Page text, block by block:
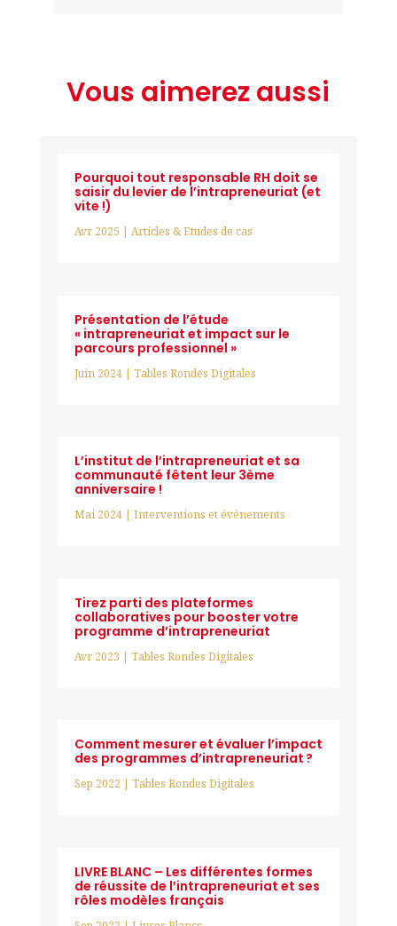
Vous aimerez aussi
Pourquoi tout responsable RH doit se
saisir du levier de l’intrapreneuriat (et
vite !)
Avr 2025 | Articles & Etudes de cas
Présentation de l’étude
« intrapreneuriat et impact sur le
parcours professionnel »
Juin 2024| Tables Rondes Digitales
L’institut de l’intrapreneuriat et sa
communauté fêtent leur 3ème
anniversaire !
Mai 2024| Interventions et événements
Tirez parti des plateformes
collaboratives pour booster votre
programme d’intrapreneuriat
Avr 2023 | Tables Rondes Digitales
Comment mesurer et évaluer l’impact
des programmes d’intrapreneuriat ?
Sep 2022 | Tables Rondes Digitales
LIVRE BLANC – Les différentes formes
de réussite de l’intrapreneuriat et ses
rôles modèles français